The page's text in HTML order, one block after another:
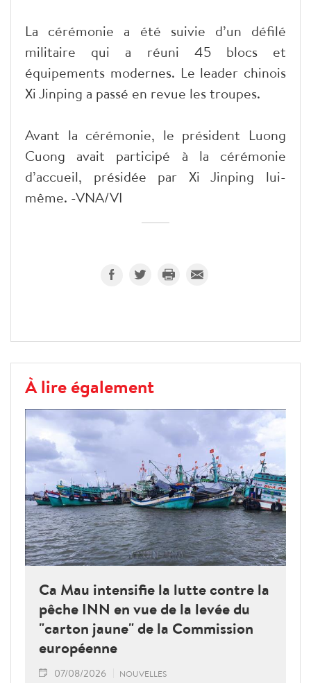
La cérémonie a été suivie d’un défilé
militaire qui a réuni 45 blocs et
équipements modernes. Le leader chinois
Xi Jinping a passé en revue les troupes.
Avant la cérémonie, le président Luong
Cuong avait participé à la cérémonie
d’accueil, présidée par Xi Jinping lui-
même. -VNA/VI
À lire également
Ca Mau intensifie la lutte contre la
pêche INN en vue de la levée du
"carton jaune" de la Commission
européenne
07/08/2026 NOUVELLES